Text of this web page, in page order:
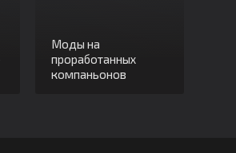
Моды на
проработанных
компаньонов